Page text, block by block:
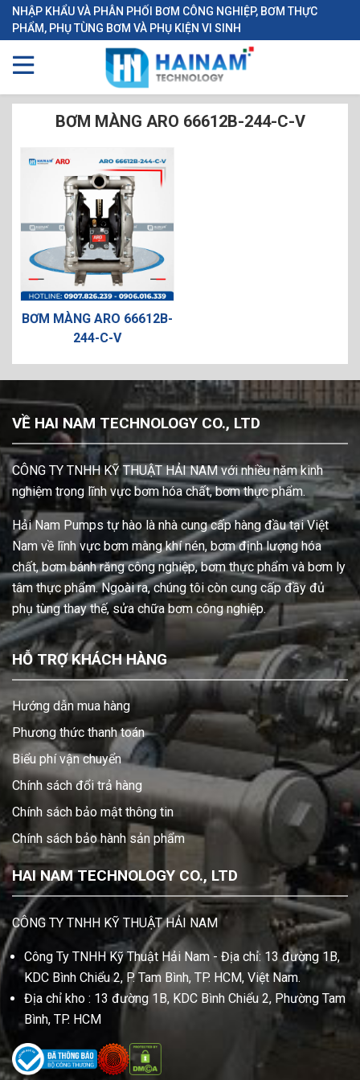
NHẬP KHẨU VÀ PHÂN PHỐI BƠM CÔNG NGHIỆP, BƠM THỰC
PHẨM, PHỤ TÙNG BƠM VÀ PHỤ KIỆN VI SINH
BƠM MÀNG ARO 66612B-244-C-V
BƠM MÀNG ARO 66612B-
244-C-V
VỀ HAI NAM TECHNOLOGY CO., LTD
CÔNG TY TNHH KỸ THUẬT HẢI NAM với nhiều năm kinh
nghiệm trong lĩnh vực bơm hóa chất, bơm thực phẩm.
Hải Nam Pumps tự hào là nhà cung cấp hàng đầu tại Việt
Nam về lĩnh vực bơm màng khí nén, bơm định lượng hóa
chất, bơm bánh răng công nghiệp, bơm thực phẩm và bơm ly
tâm thực phẩm. Ngoài ra, chúng tôi còn cung cấp đầy đủ
phụ tùng thay thế, sửa chữa bơm công nghiệp.
HỖ TRỢ KHÁCH HÀNG
Hướng dẫn mua hàng
Phương thức thanh toán
Biểu phí vận chuyển
Chính sách đổi trả hàng
Chính sách bảo mật thông tin
Chính sách bảo hành sản phẩm
HAI NAM TECHNOLOGY CO., LTD
CÔNG TY TNHH KỸ THUẬT HẢI NAM
Công Ty TNHH Kỹ Thuật Hải Nam - Địa chỉ: 13 đường 1B,
KDC Bình Chiểu 2, P. Tam Bình, TP. HCM, Việt Nam.
Địa chỉ kho : 13 đường 1B, KDC Bình Chiểu 2, Phường Tam
Bình, TP. HCM